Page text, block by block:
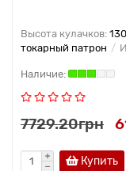
Высота кулачков: 130
токарный патрон
7729.20грн
Купить